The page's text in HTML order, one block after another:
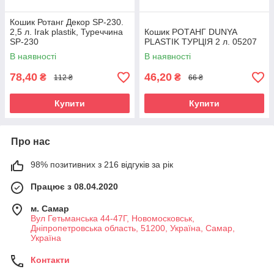
Кошик Ротанг Декор SP-230.
2,5 л. Irak plastik, Туреччина
SP-230
В наявності
78,40 ₴ 112 ₴
Купити
Кошик РОТАНГ DUNYA
PLASTIK ТУРЦІЯ 2 л. 05207
В наявності
46,20 ₴ 66 ₴
Купити
Про нас
98% позитивних з 216 відгуків за рік
Працює з 08.04.2020
м. Самар
Вул Гетьманська 44-47Г, Новомосковськ,
Днiпропетровська область, 51200, Україна, Самар,
Україна
Контакти